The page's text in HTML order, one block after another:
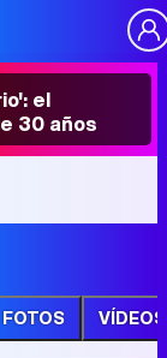
el
30 años
FOTOS VÍDEOS